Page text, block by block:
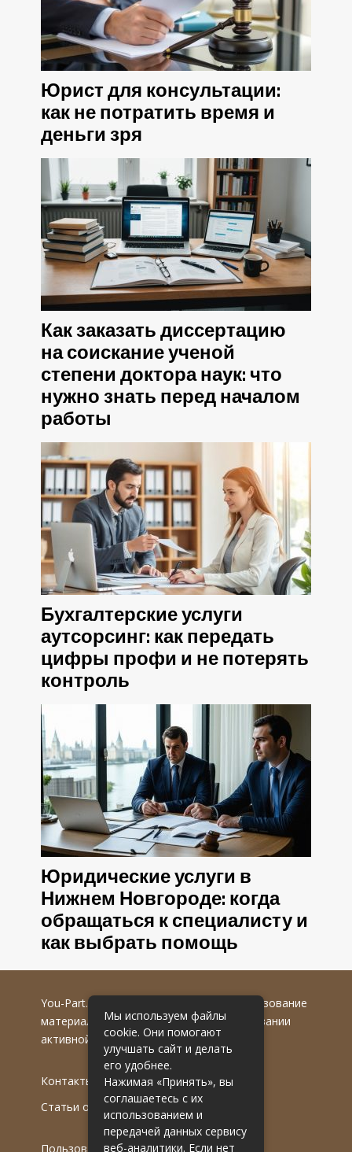
Юрист для консультации:
как не потратить время и
деньги зря
Как заказать диссертацию
на соискание ученой
степени доктора наук: что
нужно знать перед началом
работы
Бухгалтерские услуги
аутсорсинг: как передать
цифры профи и не потерять
контроль
Юридические услуги в
Нижнем Новгороде: когда
обращаться к специалисту и
как выбрать помощь
You-Part.ru
© 2016-2022 гг. Любое использование
материалов допускается только при указании
активной гиперссылки на первоисточник.
Контакты
Статьи от эксперта
Пользовательское соглашение
Мы используем файлы
cookie. Они помогают
улучшать сайт и делать
его удобнее.
Нажимая «Принять», вы
соглашаетесь с их
использованием и
передачей данных сервису
веб-аналитики. Если нет